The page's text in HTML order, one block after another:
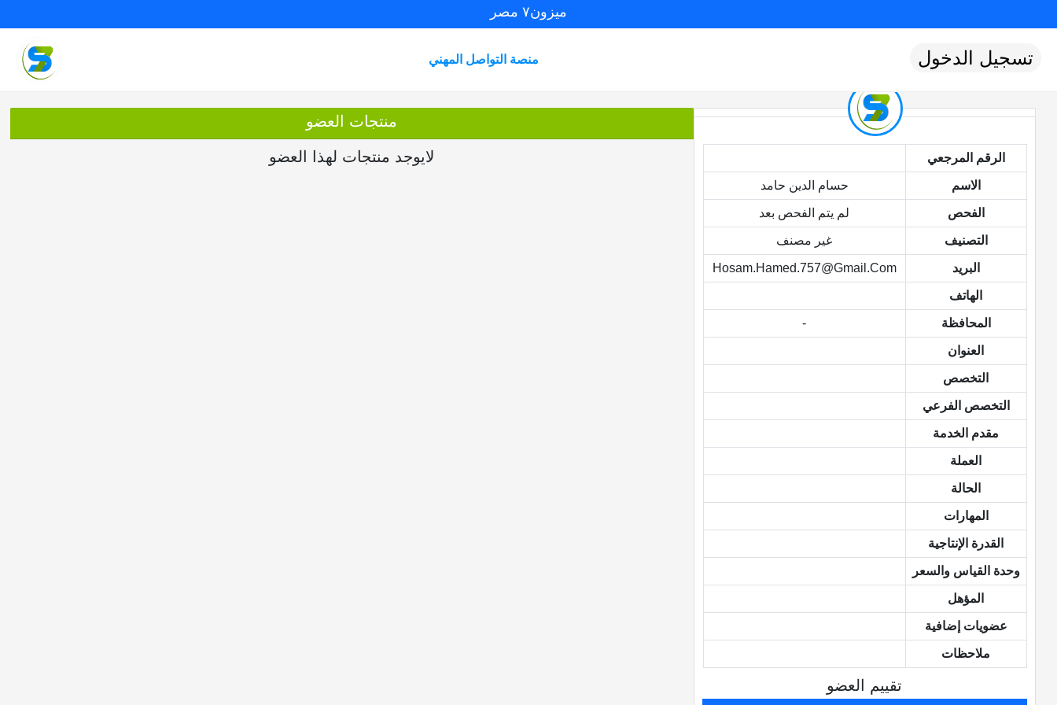
ميزون٧ مصر
منصة التواصل المهني تسجيل الدخول
الرقم المرجعي
الاسم حسام الدين حامد
الفحص لم يتم الفحص بعد
التصنيف غير مصنف
البريد Hosam.hamed.757@gmail.com
الهاتف
المحافظة -
العنوان
التخصص
التخصص الفرعي
مقدم الخدمة
العملة
الحالة
المهارات
القدرة الإنتاجية
وحدة القياس والسعر
المؤهل
عضويات إضافية
ملاحظات
تقييم العضو
منتجات العضو
لايوجد منتجات لهذا العضو